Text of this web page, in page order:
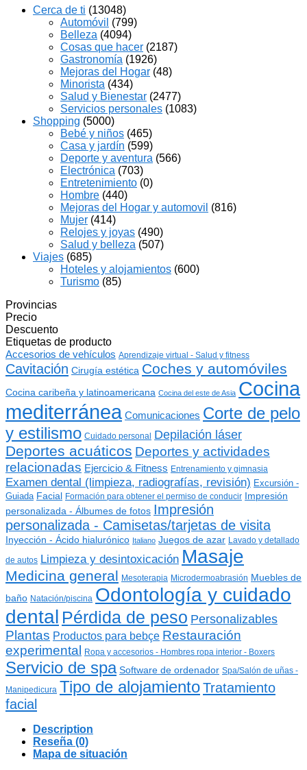
Cerca de ti (13048)
Automóvil (799)
Belleza (4094)
Cosas que hacer (2187)
Gastronomía (1926)
Mejoras del Hogar (48)
Minorista (434)
Salud y Bienestar (2477)
Servicios personales (1083)
Shopping (5000)
Bebé y niños (465)
Casa y jardín (599)
Deporte y aventura (566)
Electrónica (703)
Entretenimiento (0)
Hombre (440)
Mejoras del Hogar y automovil (816)
Mujer (414)
Relojes y joyas (490)
Salud y belleza (507)
Viajes (685)
Hoteles y alojamientos (600)
Turismo (85)
Provincias
Precio
Descuento
Etiquetas de producto
Accesorios de vehículos Aprendizaje virtual - Salud y fitness
Cavitación Cirugía estética Coches y automóviles
Cocina caribeña y latinoamericana Cocina del este de Asia Cocina
mediterránea Comunicaciones Corte de pelo
y estilismo Cuidado personal Depilación láser
Deportes acuáticos Deportes y actividades
relacionadas Ejercicio & Fitness Entrenamiento y gimnasia
Examen dental (limpieza, radiografías, revisión) Excursión -
Guiada Facial Formación para obtener el permiso de conducir
Impresión
personalizada - Álbumes de fotos Impresión
personalizada - Camisetas/tarjetas de visita
Inyección - Ácido hialurónico Italiano Juegos de azar Lavado y detallado
de autos Limpieza y desintoxicación Masaje
Medicina general Mesoterapia Microdermoabrasión Muebles de
baño Natación/piscina Odontología y cuidado
dental Pérdida de peso Personalizables
Plantas Productos para bebçe Restauración
experimental
Ropa y accesorios - Hombres ropa interior - Boxers
Servicio de spa Software de ordenador Spa/Salón de uñas -
Manipedicura Tipo de alojamientoTratamiento
facial
Description
Reseña (0)
Mapa de situación